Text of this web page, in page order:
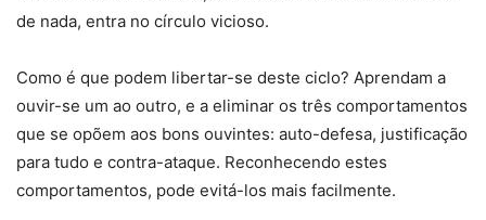
de nada, entra no círculo vicioso.
Como é que podem libertar-se deste ciclo? Aprendam a
ouvir-se um ao outro, e a eliminar os três comportamentos
que se opõem aos bons ouvintes: auto-defesa, justificação
para tudo e contra-ataque. Reconhecendo estes
comportamentos, pode evitá-los mais facilmente.